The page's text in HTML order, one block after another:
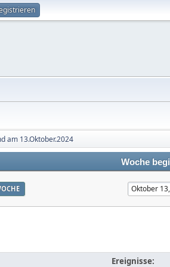
am 13.Oktober.2024
Woche
Ereignisse: